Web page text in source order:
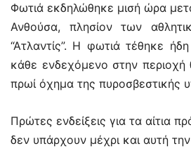
Φωτιά εκδηλώθηκε μισή ώρα
Ανθούσα, πλησίον των
“Ατλαντίς”. Η φωτιά τέθηκε
κάθε ενδεχόμενο στην περιοχή
πρωί όχημα της πυροσβεστικής
Πρώτες ενδείξεις για τα αίτια
δεν υπάρχουν μέχρι και αυτή